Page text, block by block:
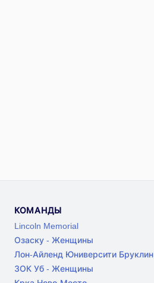
КОМАНДЫ
Lincoln Memorial
Озаску - Женщины
Лон-Айленд Юниверсити Бруклин
ЗОК Уб - Женщины